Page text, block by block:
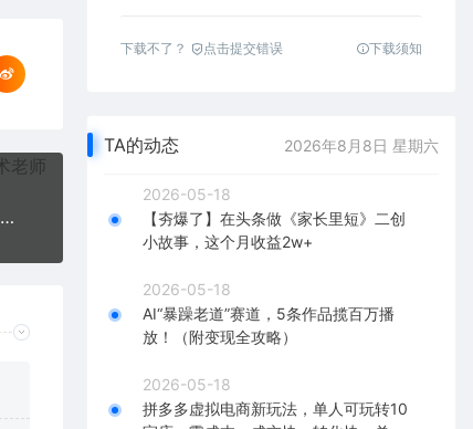
小红书蓝海类赛道：小动物打赏与购买变现副业项目，一条龙玩法分享给你
下载不了？ 点击提交错误 下载须知
TA的动态 2026年8月8日 星期六
2026-05-18
【夯爆了】在头条做《家长里短》二创
小故事，这个月收益2w+
2026-05-18
AI“暴躁老道”赛道，5条作品揽百万播
放！（附变现全攻略）
2026-05-18
拼多多虚拟电商新玩法，单人可玩转10